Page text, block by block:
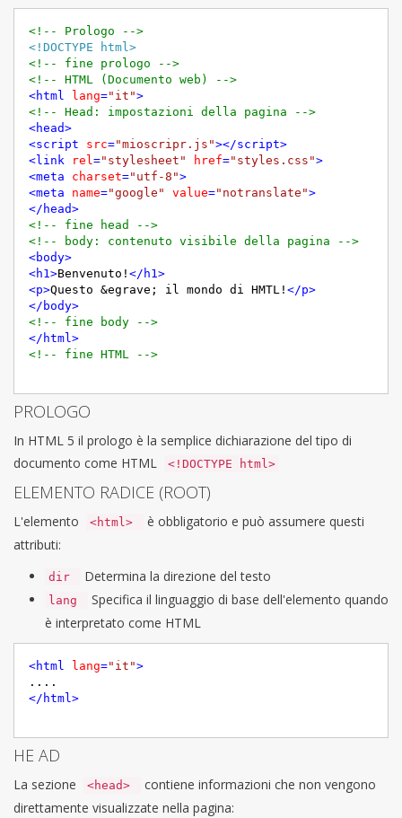
<!-- Prologo -->
<!DOCTYPE html>
<!-- fine prologo -->
<!-- HTML (Documento web) -->
<html lang="it">
<!-- Head: impostazioni della pagina -->
<head>
<script src="mioscripr.js"></script>
<link rel="stylesheet" href="styles.css">
<meta charset="utf-8">
<meta name="google" value="notranslate">
</ head>
<!-- fine head -->
<!-- body: contenuto visibile della pagina -->
<body>
<h1>Benvenuto! </ h1>
<p>Questo &egrave; il mondo di HMTL! </p>
</ body>
<!-- fine body -->
</ html>
<!-- fine HTML -->
PROLOGO
In HTML 5 il prologo è la semplice dichiarazione del tipo di
documento come HTML
<!DOCTYPE html>
ELEMENTO RADICE (ROOT)
L'elemento <html>
è obbligatorio e può assumere questi
attributi:
dir Determina la direzione del testo
lang
Specifica il linguaggio di base dell'elemento quando
è interpretato come HTML
<html lang="it">
</ html>
HE AD
La sezione <head>
contiene informazioni che non vengono
direttamente visualizzate nella pagina: